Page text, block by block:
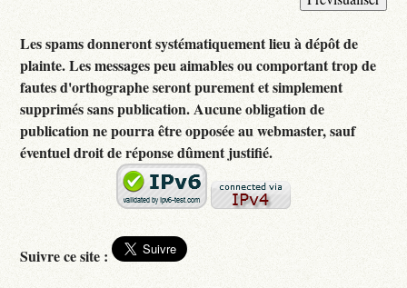
Les spams donneront systématiquement lieu à dépôt de
plainte. Les messages peu aimables ou comportant trop de
fautes d'orthographe seront purement et simplement
supprimés sans publication. Aucune obligation de
publication ne pourra être opposée au webmaster, sauf
éventuel droit de réponse dûment justifié.
Suivre ce site :